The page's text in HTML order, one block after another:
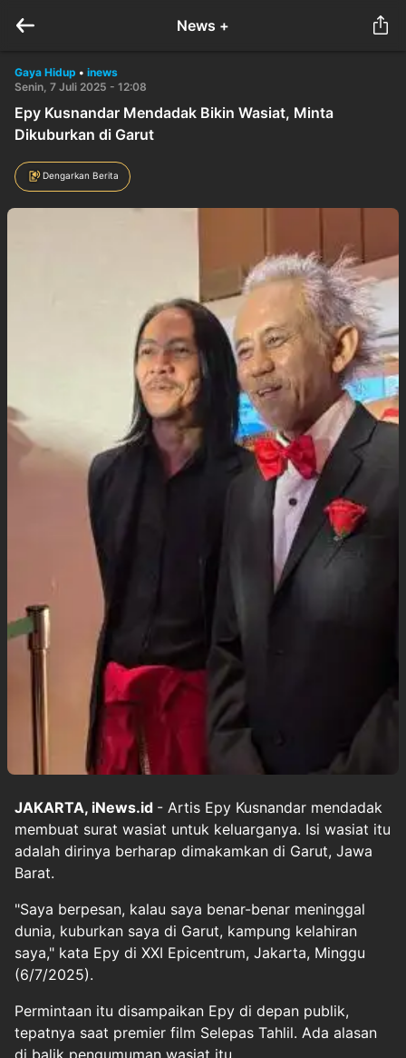
News +
Gaya Hidup • inews
Senin, 7 Juli 2025 - 12:08
Epy Kusnandar Mendadak Bikin Wasiat, Minta
Dikuburkan di Garut
Dengarkan Berita
JAKARTA, iNews.id - Artis Epy Kusnandar mendadak
membuat surat wasiat untuk keluarganya. Isi wasiat itu
adalah dirinya berharap dimakamkan di Garut, Jawa
Barat.
"Saya berpesan, kalau saya benar-benar meninggal
dunia, kuburkan saya di Garut, kampung kelahiran
saya," kata Epy di XXI Epicentrum, Jakarta, Minggu
(6/7/2025).
Permintaan itu disampaikan Epy di depan publik,
tepatnya saat premier film Selepas Tahlil. Ada alasan
di balik pengumuman wasiat itu.